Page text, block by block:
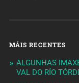
MÁIS RECENTES
ALGUNHAS
VAL DO RÍO